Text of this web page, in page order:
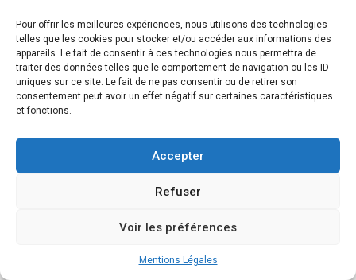
Pour offrir les meilleures expériences, nous utilisons des technologies
telles que les cookies pour stocker et/ou accéder aux informations des
appareils. Le fait de consentir à ces technologies nous permettra de
traiter des données telles que le comportement de navigation ou les ID
uniques sur ce site. Le fait de ne pas consentir ou de retirer son
consentement peut avoir un effet négatif sur certaines caractéristiques
et fonctions.
Accepter
Refuser
Voir les préférences
Mentions Légales